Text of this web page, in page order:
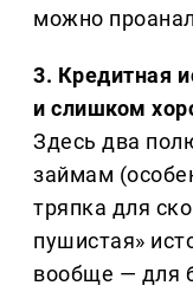
можно
3. Кредитная
и слишком
Здесь два
займам
тряпка для
пушистая»
вообще — для